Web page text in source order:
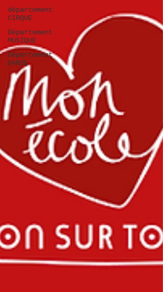
département
CIRQUE
Département
MUSIQUE
Département
DANSE